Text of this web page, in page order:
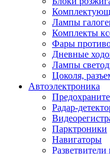
Лампы
Комплекты
Фары
Дневные
Лампы
Цоколя,
Автоэлектроника
Радар-
Парктроники
Навигаторы